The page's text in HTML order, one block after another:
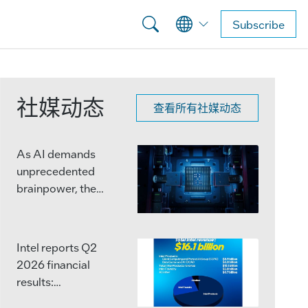
Subscribe
社媒动态 查看所有社媒动态
As AI demands
unprecedented
brainpower, the
massive chips.
Intel reports Q2
2026 financial
results: